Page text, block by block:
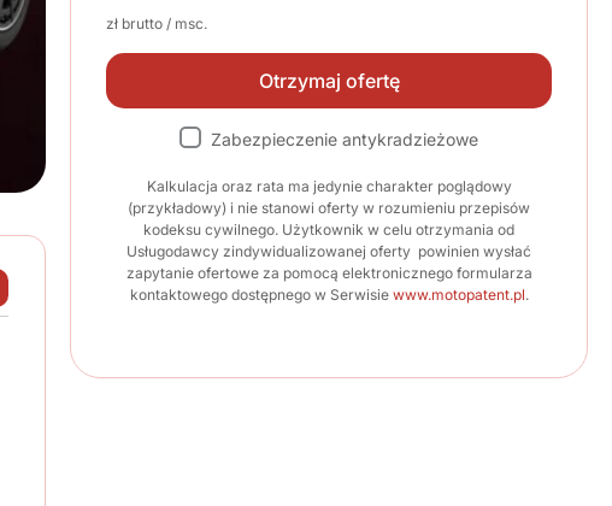
zł brutto / msc.
Otrzymaj ofertę
Zabezpieczenie antykradzieżowe
Kalkulacja oraz rata ma jedynie charakter poglądowy
(przykładowy) i nie stanowi oferty w rozumieniu przepisów
kodeksu cywilnego. Użytkownik w celu otrzymania od
Usługodawcy zindywidualizowanej oferty powinien wysłać
zapytanie ofertowe za pomocą elektronicznego formularza
kontaktowego dostępnego w Serwisie www.motopatent.pl.